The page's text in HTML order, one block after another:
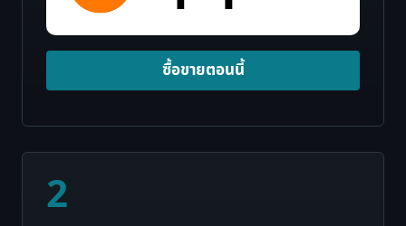
ซื้อขายตอนนี้
2